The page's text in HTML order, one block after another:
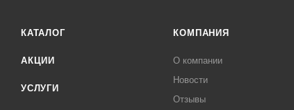
КАТАЛОГ
АКЦИИ
УСЛУГИ
КОМПАНИЯ
О компании
Новости
Отзывы